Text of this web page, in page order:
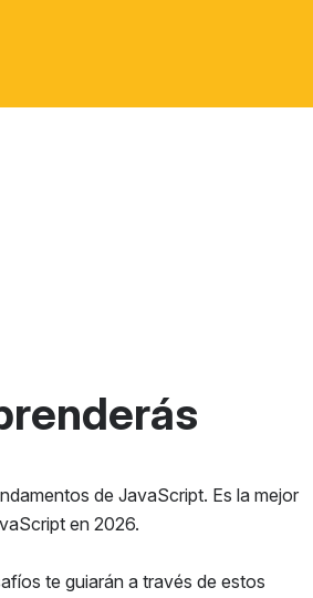
de JavaScript. Es la mejor
en 2026.
te guiarán a través de estos